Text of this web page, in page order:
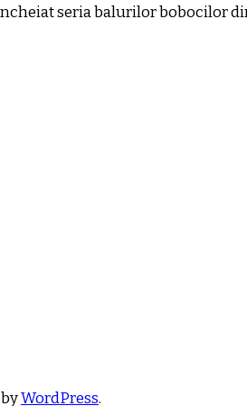
seria balurilor bobocilor
WordPress.